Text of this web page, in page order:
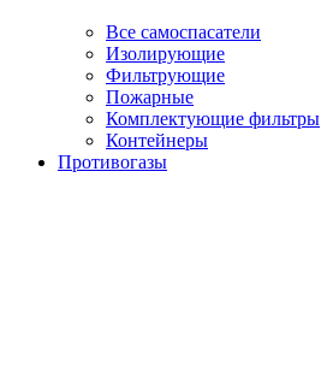
Все самоспасатели
Изолирующие
Фильтрующие
Пожарные
Комплектующие фильтры
Контейнеры
Противогазы